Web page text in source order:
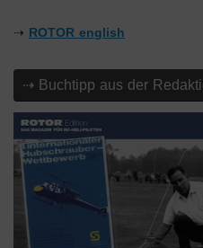
⇢ ROTOR english
⇢ Buchtipp aus der